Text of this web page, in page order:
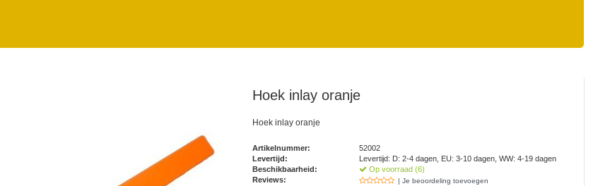
Hoek inlay oranje
Hoek inlay oranje
Artikelnummer:
52002
Levertijd:
Levertijd: D: 2-4 dagen, EU: 3-10 dagen, WW: 4-19 dagen
Beschikbaarheid:
Op voorraad (6)
Reviews:
| Je beoordeling toevoegen